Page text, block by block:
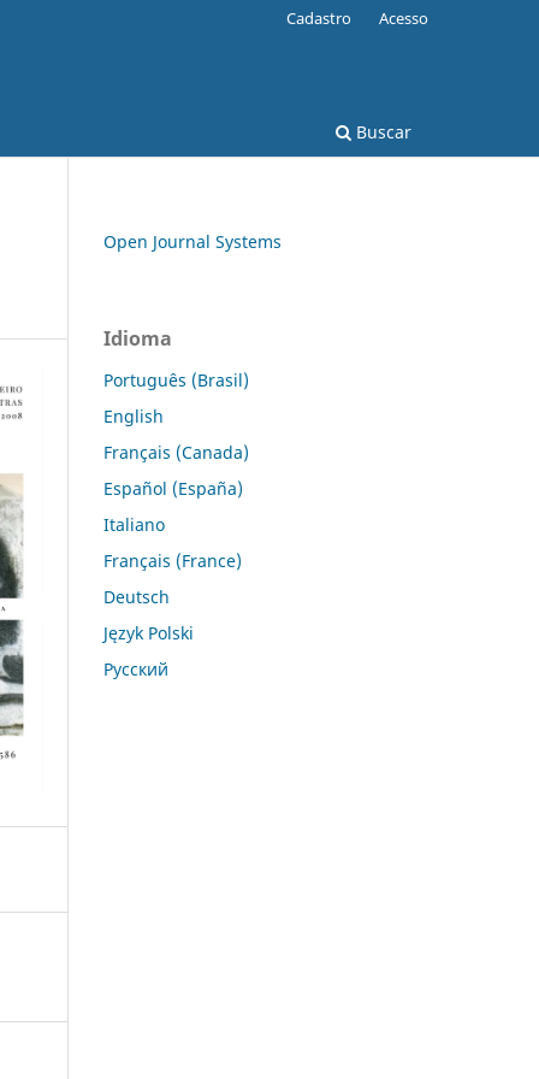
Buscar
Cadastro Acesso
Open Journal Systems
Idioma
Português (Brasil)
English
Français (Canada)
Español (España)
Italiano
Français (France)
Deutsch
Język Polski
Русский